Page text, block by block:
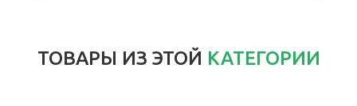
ТОВАРЫ ИЗ ЭТОЙ КАТЕГОРИИ